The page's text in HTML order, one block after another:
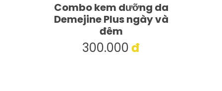
Combo kem dưỡng da
Demejine Plus ngày và
đêm
300.000đ